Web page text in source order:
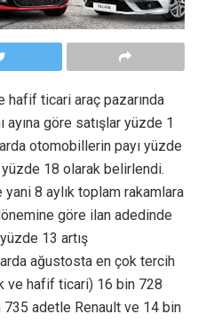
ticari araç pazarında
ayına göre satışlar yüzde 1
otomobillerin payı yüzde
18 olarak belirlendi.
8 aylık toplam rakamlara
göre ilan adedinde
13 artış
ağustosta en çok tercih
ve hafif ticari) 16 bin 728
adetle Renault ve 14 bin